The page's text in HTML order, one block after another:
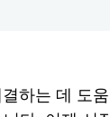
하는 데 도